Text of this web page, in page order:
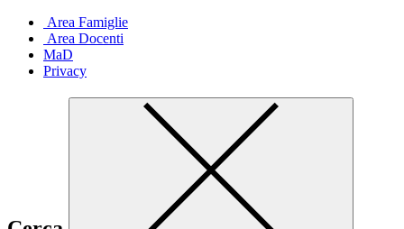
Area Famiglie
Area Docenti
MaD
Privacy